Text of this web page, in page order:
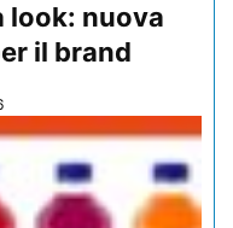
look: nuova
il brand